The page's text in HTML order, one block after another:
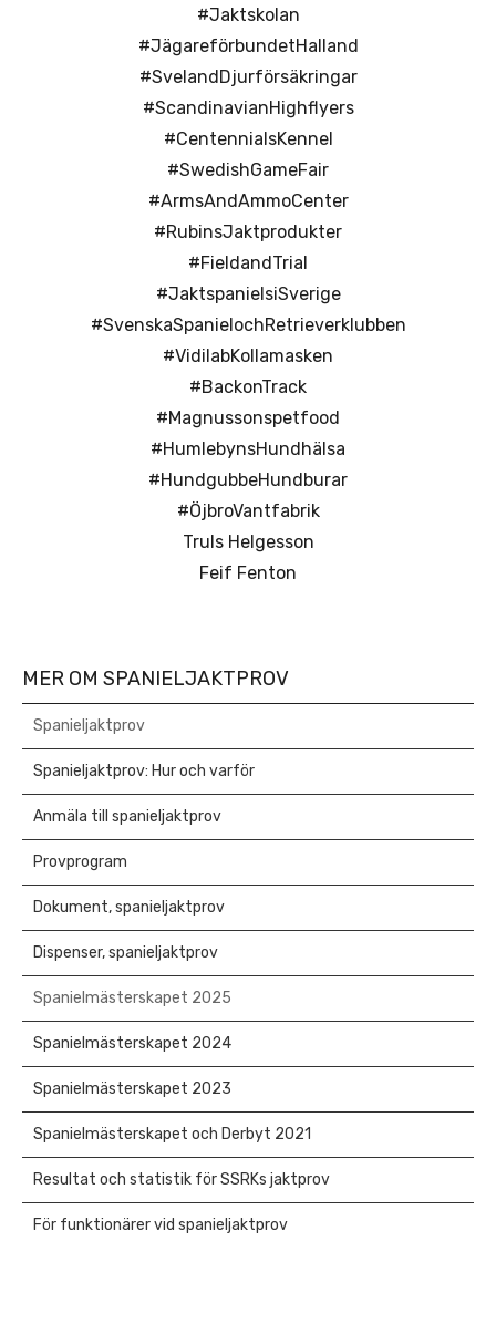
#Jaktskolan
#JägareförbundetHalland
#SvelandDjurförsäkringar
#ScandinavianHighflyers
#CentennialsKennel
#SwedishGameFair
#ArmsAndAmmoCenter
#RubinsJaktprodukter
#FieldandTrial
#JaktspanielsiSverige
#SvenskaSpanielochRetrieverklubben
#VidilabKollamasken
#BackonTrack
#Magnussonspetfood
#HumlebynsHundhälsa
#HundgubbeHundburar
#ÖjbroVantfabrik
Truls Helgesson
Feif Fenton
MER OM SPANIELJAKTPROV
Spanieljaktprov
Spanieljaktprov: Hur och varför
Anmäla till spanieljaktprov
Provprogram
Dokument, spanieljaktprov
Dispenser, spanieljaktprov
Spanielmästerskapet 2025
Spanielmästerskapet 2024
Spanielmästerskapet 2023
Spanielmästerskapet och Derbyt 2021
Resultat och statistik för SSRKs jaktprov
För funktionärer vid spanieljaktprov